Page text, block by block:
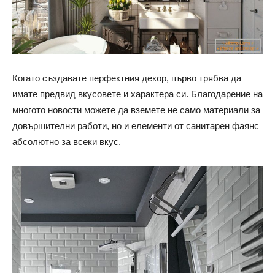
Когато създавате перфектния декор, първо трябва да
имате предвид вкусовете и характера си. Благодарение на
многото новости можете да вземете не само материали за
довършителни работи, но и елементи от санитарен фаянс
абсолютно за всеки вкус.